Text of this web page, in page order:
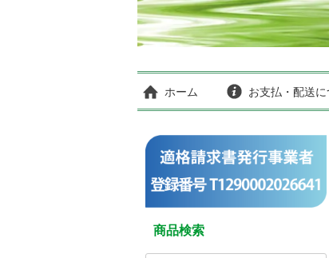
ホーム お支払・配送に
商品検索